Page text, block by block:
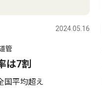
2024.05.16
管
は7割
国平均超え